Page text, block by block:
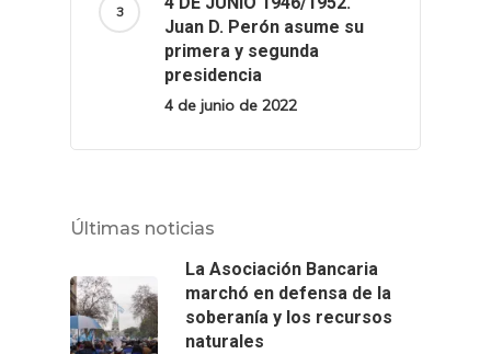
Juan D. Perón asume su
primera y segunda
presidencia
4 de junio de 2022
Últimas noticias
La Asociación Bancaria
marchó en defensa de la
soberanía y los recursos
naturales